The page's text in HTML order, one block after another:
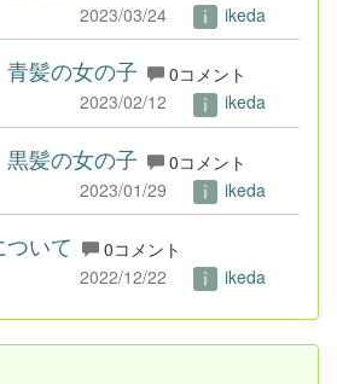
2023/03/24
ikeda
青髪の女の子
0コメント
2023/02/12
ikeda
黒髪の女の子
0コメント
2023/01/29
ikeda
いて
0コメント
2022/12/22
ikeda